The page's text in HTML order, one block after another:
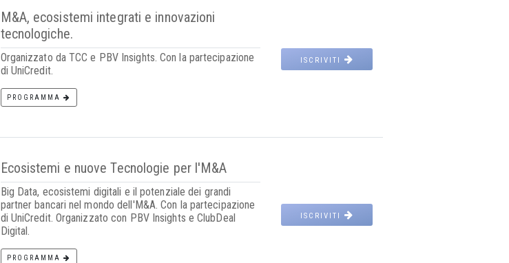
M&A, ecosistemi integrati e innovazioni
tecnologiche.
Organizzato da TCC e PBV Insights. Con la partecipazione
di UniCredit.
PROGRAMMA
ISCRIVITI
Ecosistemi e nuove Tecnologie per l'M&A
Big Data, ecosistemi digitali e il potenziale dei grandi
partner bancari nel mondo dell'M&A. Con la partecipazione
di UniCredit. Organizzato con PBV Insights e ClubDeal
Digital.
PROGRAMMA
ISCRIVITI